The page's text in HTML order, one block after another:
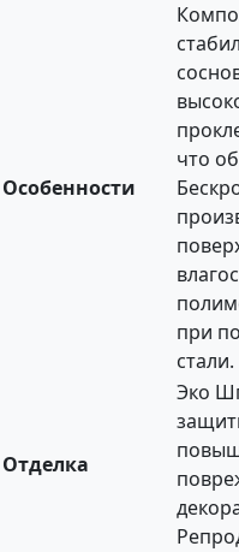
Особенности
что
при
стали.
Отделка
Эко